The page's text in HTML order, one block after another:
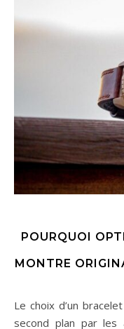
POURQUOI
MONTRE
Le choix d’un bracelet de montre est souvent relégué au
second plan par les